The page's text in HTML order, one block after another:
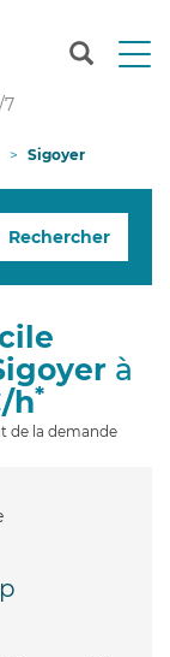
T
n
g
7
Sigoyer
Rechercher
à
h*
de la demande